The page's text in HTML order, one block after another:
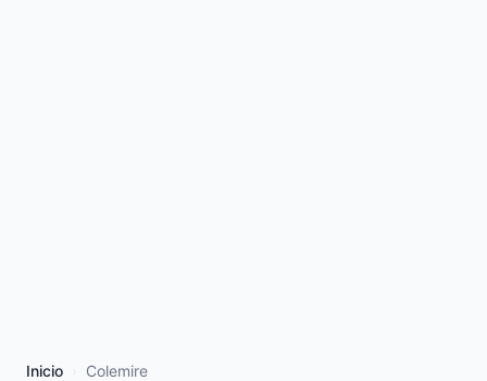
Inicio Colemire